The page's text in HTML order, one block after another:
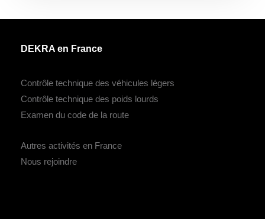
DEKRA en France
Contrôle technique des véhicules légers
Contrôle technique des poids lourds
Examen du code de la route
Autres activités en France
Nous rejoindre